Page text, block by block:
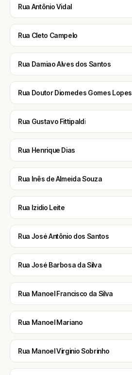
Rua Antônio Vidal
Rua Cleto Campelo
Rua Damiao Alves dos Santos
Rua Doutor Diomedes Gomes Lopes
Rua Gustavo Fittipaldi
Rua Henrique Dias
Rua Inês de Almeida Souza
Rua Izidio Leite
Rua José Antônio dos Santos
Rua José Barbosa da Silva
Rua Manoel Francisco da Silva
Rua Manoel Mariano
Rua Manoel Virginio Sobrinho